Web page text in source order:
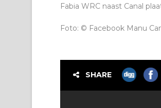
Fabia WRC naast Canal
Foto: © Facebook Manu
SHARE